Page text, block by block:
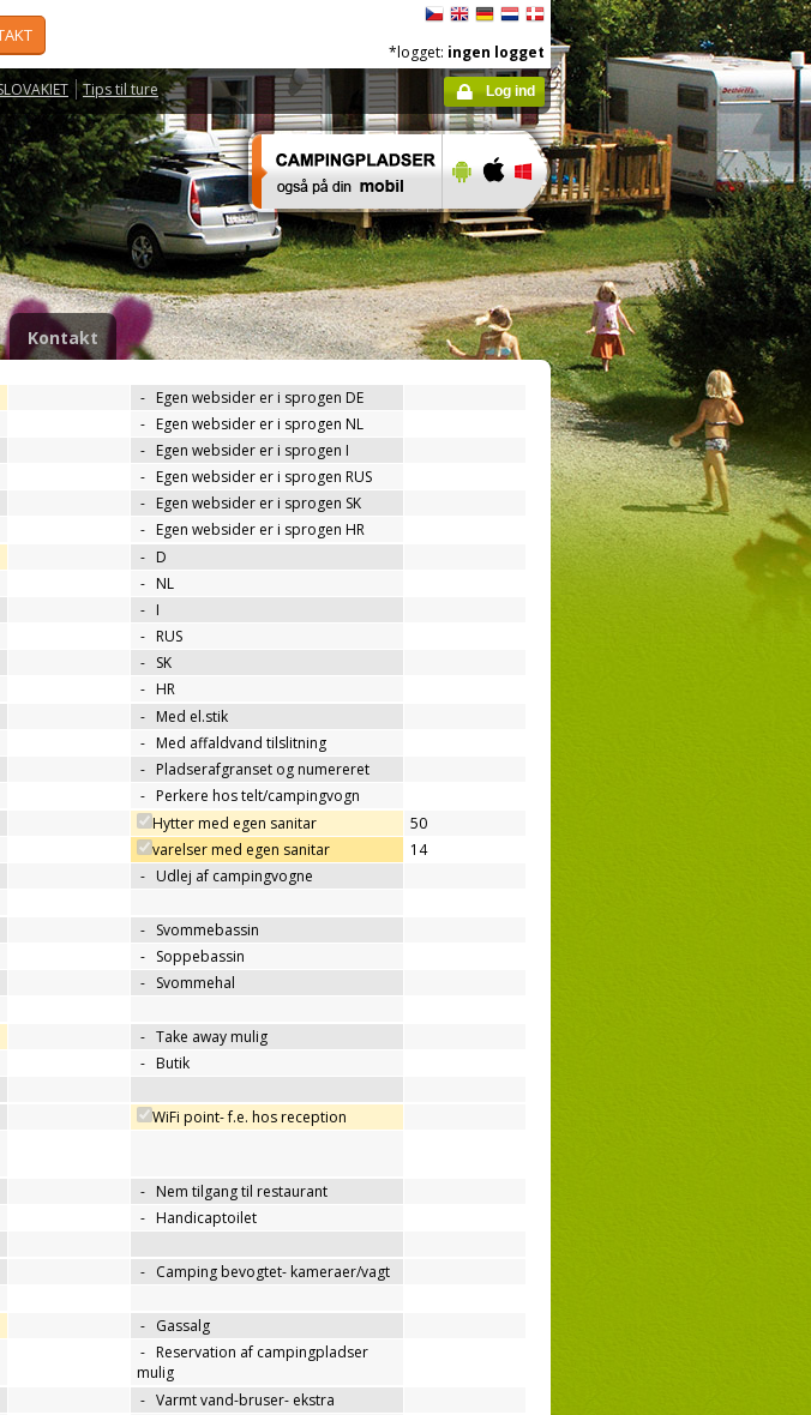
Tips til ture
*logget: ingen logget
Log ind
Kontakt
- Egen websider er i sprogen DE
- Egen websider er i sprogen NL
- Egen websider er i sprogen I
- Egen websider er i sprogen RUS
- Egen websider er i sprogen SK
- Egen websider er i sprogen HR
- D
- NL
- I
- RUS
- SK
- HR
- Med el.stik
- Med affaldvand tilslitning
- Pladserafgranset og numereret
- Perkere hos telt/campingvogn
Hytter med egen sanitar
50
varelser med egen sanitar
14
- Udlej af campingvogne
- Svommebassin
- Soppebassin
- Svommehal
- Take away mulig
- Butik
WiFi point- f.e. hos reception
- Nem tilgang til restaurant
- Handicaptoilet
- Camping bevogtet- kameraer/vagt
- Gassalg
- Reservation af campingpladser
mulig
- Varmt vand-bruser- ekstra